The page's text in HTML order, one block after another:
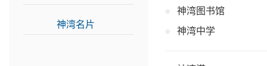
神湾名片
神湾图书馆
神湾中学